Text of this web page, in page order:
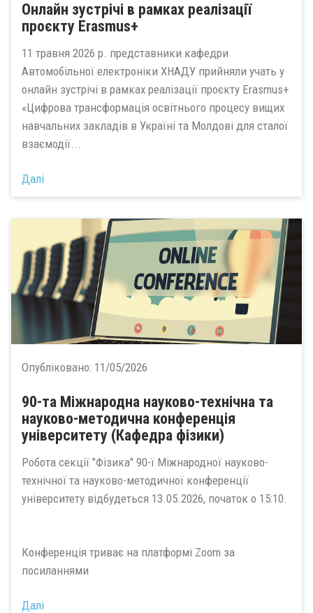
Oнлайн зустрічі в рамках реалізації
проєкту Erasmus+
11 травня 2026 р. представники кафедри
Автомобільної електроніки ХНАДУ прийняли учать у
онлайн зустрічі в рамках реалізації проєкту Erasmus+
«Цифрова трансформація освітнього процесу вищих
навчальних закладів в Україні та Молдові для сталої
взаємодії...
Далі
Опубліковано: 11/05/2026
90-та Міжнародна науково-технічна та
науково-методична конференція
університету (Кафедра фізики)
Робота секції "Фізика" 90-ї Міжнародної науково-
технічної та науково-методичної конференції
університету відбудеться 13.05.2026, початок о 15:10.
Конференція триває на платформі Zoom за
посиланнями
Далі